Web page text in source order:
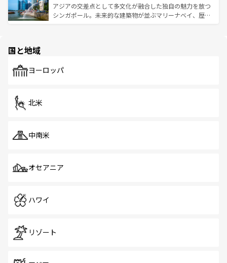
が待っている。親しみやすいタイの人々、仏教を中心とし
た文化、そして多様な観光資源が、訪れる旅人を魅了し続
ており、効率よく見どころを回れるのも魅力。息をのむよ
うな絶景から文化的な体験まで、香港を存分に楽しみ尽く
アジアの交差点として多文化が融合した独自の魅力を放つ
シンガポール。未来的な建築物が並ぶマリーナベイ、歴史
で、ホーカーズは地元の風情を楽しめる外せないスポット
国と地域
ヨーロッパ
北米
中南米
オセアニア
ハワイ
リゾート